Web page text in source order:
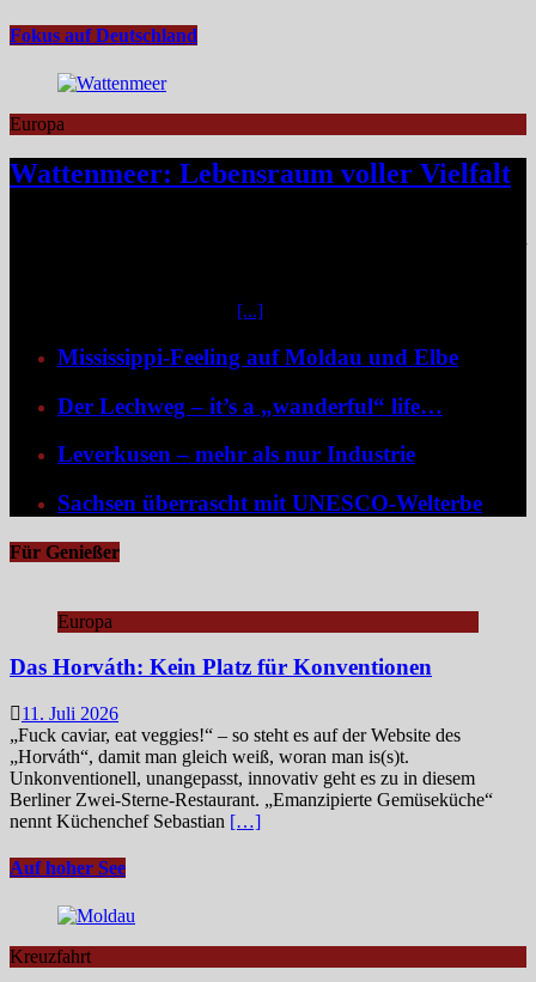
Fokus auf Deutschland
Europa
Wattenmeer: Lebensraum voller Vielfalt
[...]
Mississippi-Feeling auf Moldau und Elbe
Der Lechweg – it’s a „wanderful“ life…
Leverkusen – mehr als nur Industrie
Sachsen überrascht mit UNESCO-Welterbe
Für Genießer
Europa
Das Horváth: Kein Platz für Konventionen
11. Juli 2026
„Fuck caviar, eat veggies!“ – so steht es auf der Website des
„Horváth“, damit man gleich weiß, woran man is(s)t.
Unkonventionell, unangepasst, innovativ geht es zu in diesem
Berliner Zwei-Sterne-Restaurant. „Emanzipierte Gemüseküche“
nennt Küchenchef Sebastian […]
Auf hoher See
Kreuzfahrt